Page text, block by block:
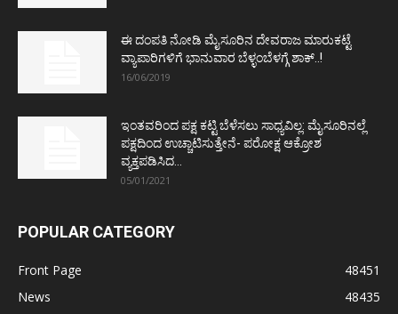
ಈ ದಂಪತಿ ನೋಡಿ ಮೈಸೂರಿನ ದೇವರಾಜ ಮಾರುಕಟ್ಟೆ
ವ್ಯಾಪಾರಿಗಳಿಗೆ ಭಾನುವಾರ ಬೆಳ್ಳಂಬೆಳಗ್ಗೆ ಶಾಕ್..!
16/06/2019
ಇಂತವರಿಂದ ಪಕ್ಷ ಕಟ್ಟಿ ಬೆಳೆಸಲು ಸಾಧ್ಯವಿಲ್ಲ: ಮೈಸೂರಿನಲ್ಲೆ
ಪಕ್ಷದಿಂದ ಉಚ್ಚಾಟಿಸುತ್ತೇನೆ- ಪರೋಕ್ಷ ಆಕ್ರೋಶ
ವ್ಯಕ್ತಪಡಿಸಿದ...
05/01/2021
POPULAR CATEGORY
Front Page
48451
News
48435